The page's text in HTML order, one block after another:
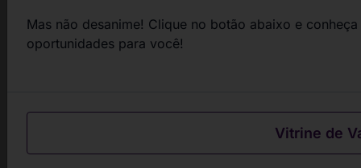
Conquiste sua vaga em 3
passos
Mas não desanime! Clique no botão abaixo e
oportunidades para você!
Vitrine de